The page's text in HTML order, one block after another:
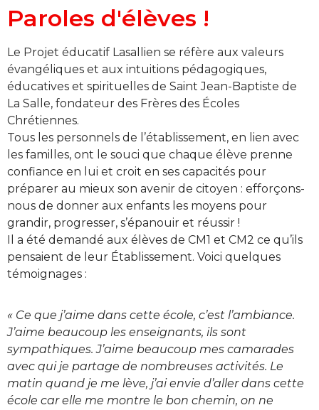
Paroles d'élèves !
Le Projet éducatif Lasallien se réfère aux valeurs
évangéliques et aux intuitions pédagogiques,
éducatives et spirituelles de Saint Jean-Baptiste de
La Salle, fondateur des Frères des Écoles
Chrétiennes.
Tous les personnels de l’établissement, en lien avec
les familles, ont le souci que chaque élève prenne
confiance en lui et croit en ses capacités pour
préparer au mieux son avenir de citoyen : efforçons-
nous de donner aux enfants les moyens pour
grandir, progresser, s’épanouir et réussir !
Il a été demandé aux élèves de CM1 et CM2 ce qu’ils
pensaient de leur Établissement. Voici quelques
témoignages :
« Ce que j’aime dans cette école, c’est l’ambiance.
J’aime beaucoup les enseignants, ils sont
sympathiques. J’aime beaucoup mes camarades
avec qui je partage de nombreuses activités. Le
matin quand je me lève, j’ai envie d’aller dans cette
école car elle me montre le bon chemin, on ne